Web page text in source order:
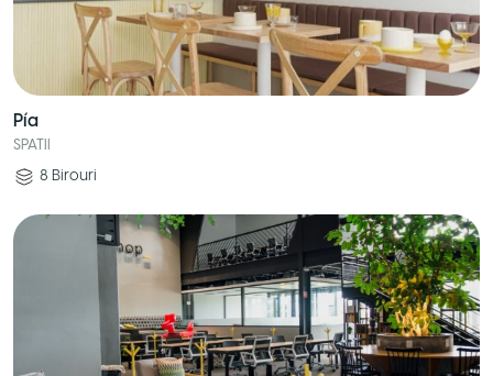
Pía
SPATII
8 Birouri